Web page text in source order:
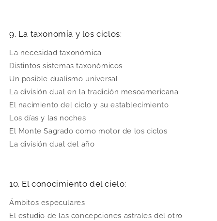
9. La taxonomía y los ciclos:
La necesidad taxonómica
Distintos sistemas taxonómicos
Un posible dualismo universal
La división dual en la tradición mesoamericana
El nacimiento del ciclo y su establecimiento
Los días y las noches
El Monte Sagrado como motor de los ciclos
La división dual del año
10. El conocimiento del cielo:
Ámbitos especulares
El estudio de las concepciones astrales del otro